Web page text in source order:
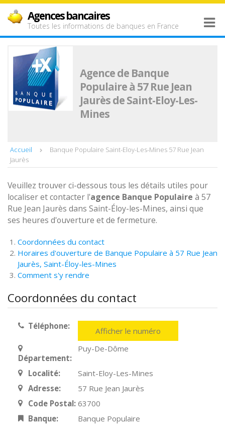
Agences bancaires
Toutes les informations de banques en France
Agence de Banque
Populaire à 57 Rue Jean
Jaurès de Saint-Eloy-Les-
Mines
Accueil
Banque Populaire Saint-Eloy-Les-Mines 57 Rue Jean
Jaurès
Veuillez trouver ci-dessous tous les détails utiles pour
localiser et contacter l'agence Banque Populaire à 57
Rue Jean Jaurès dans Saint-Éloy-les-Mines, ainsi que
ses heures d'ouverture et de fermeture.
Coordonnées du contact
Horaires d'ouverture de Banque Populaire à 57 Rue Jean
Jaurès, Saint-Éloy-les-Mines
Comment s'y rendre
Coordonnées du contact
Téléphone: Afficher le numéro
Département:
Puy-De-Dôme
Localité:
Saint-Eloy-Les-Mines
Adresse:
57 Rue Jean Jaurès
Code Postal: 63700
Banque:
Banque Populaire